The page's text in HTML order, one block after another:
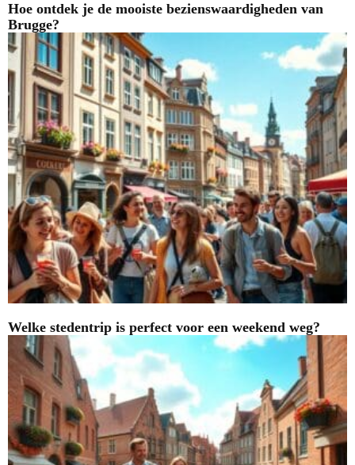
Hoe ontdek je de mooiste bezienswaardigheden van
Brugge?
Welke stedentrip is perfect voor een weekend weg?